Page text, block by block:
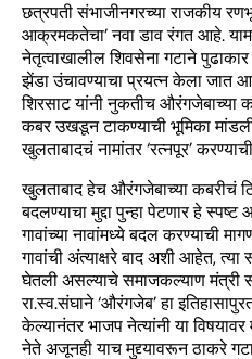
छत्रपती संभाजीनगरच्या राजकीय
आक्रमकतेचा’ नवा डाव रंगत आहे.
नेतृत्वाखालील शिवसेना गटाने
झेंडा उंचावण्याचा प्रयत्न केला जात
शिरसाट यांनी नुकतीच औरंगजेबाच्या
कबर उखडून टाकण्याची भूमिका
खुलताबादचं नामांतर ‘रत्नपूर’
खुलताबाद हेच औरंगजेबाच्या कबरीचं
बदलण्याचा मुद्दा पुन्हा पेटणार हे
गावांच्या नावांमध्ये बदल करण्याची
गावांची अंत्याक्षरे बाद अशी आहेत, त्या
घेतली असल्याचे समाजकल्याण मंत्री
रा.स्व.संघाने ‘औरंगजेब’ हा
केल्यानंतर भाजप नेत्यांनी या
नेते अजूनही याच मुद्द्यावरून ठाकरे